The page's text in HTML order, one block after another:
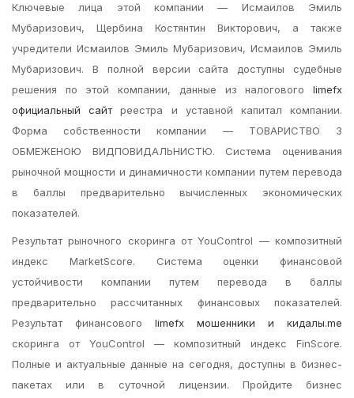
Ключевые лица этой компании — Исмаилов Эмиль
Мубаризович, Щербина Костянтин Викторович, а также
учредители Исмаилов Эмиль Мубаризович, Исмаилов Эмиль
Мубаризович. В полной версии сайта доступны судебные
решения по этой компании, данные из налогового limefx
официальный сайтреестра и уставной капитал компании.
Форма собственности компании — ТОВАРИСТВО З
ОБМЕЖЕНОЮ ВИДПОВИДАЛЬНИСТЮ. Система оценивания
рыночной мощности и динамичности компании путем перевода
в баллы предварительно вычисленных экономических
показателей.
Результат рыночного скоринга от YouControl — композитный
индекс MarketScore. Система оценки финансовой
устойчивости компании путем перевода в баллы
предварительно рассчитанных финансовых показателей.
Результат финансового limefx мошенники и кидалы.me
скоринга от YouControl — композитный индекс FinScore.
Полные и актуальные данные на сегодня, доступны в бизнес-
пакетах или в суточной лицензии. Пройдите бизнес